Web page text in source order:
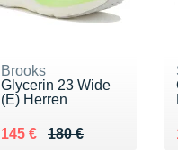
Brooks
Glycerin 23 Wide
(E) Herren
180 €
Au lieu de 180 €
145 €
Vendu 145 €